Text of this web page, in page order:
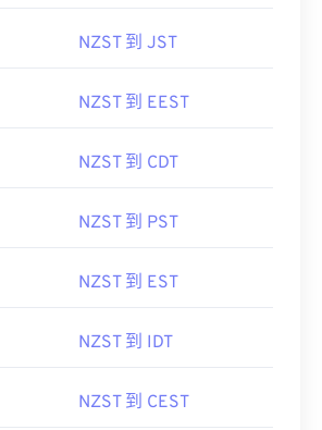
NZST 到 JST
NZST 到 EEST
NZST 到 CDT
NZST 到 PST
NZST 到 EST
NZST 到 IDT
NZST 到 CEST